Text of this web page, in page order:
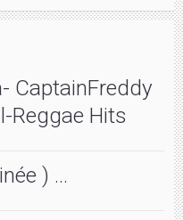
CaptainFreddy
Reggae Hits
) ...